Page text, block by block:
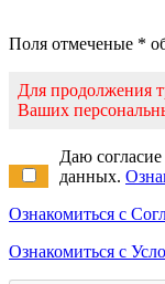
Поля отмеченые *
Для продолжения
Ваших
Даю
данных.
Ознакомиться с
Ознакомиться с